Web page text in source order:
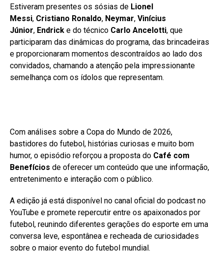
Estiveram presentes os sósias de Lionel
Messi, Cristiano Ronaldo, Neymar, Vinícius
Júnior, Endrick e do técnico Carlo Ancelotti, que
participaram das dinâmicas do programa, das brincadeiras
e proporcionaram momentos descontraídos ao lado dos
convidados, chamando a atenção pela impressionante
semelhança com os ídolos que representam.
Com análises sobre a Copa do Mundo de 2026,
bastidores do futebol, histórias curiosas e muito bom
humor, o episódio reforçou a proposta do Café com
Benefícios de oferecer um conteúdo que une informação,
entretenimento e interação com o público.
A edição já está disponível no canal oficial do podcast no
YouTube e promete repercutir entre os apaixonados por
futebol, reunindo diferentes gerações do esporte em uma
conversa leve, espontânea e recheada de curiosidades
sobre o maior evento do futebol mundial.